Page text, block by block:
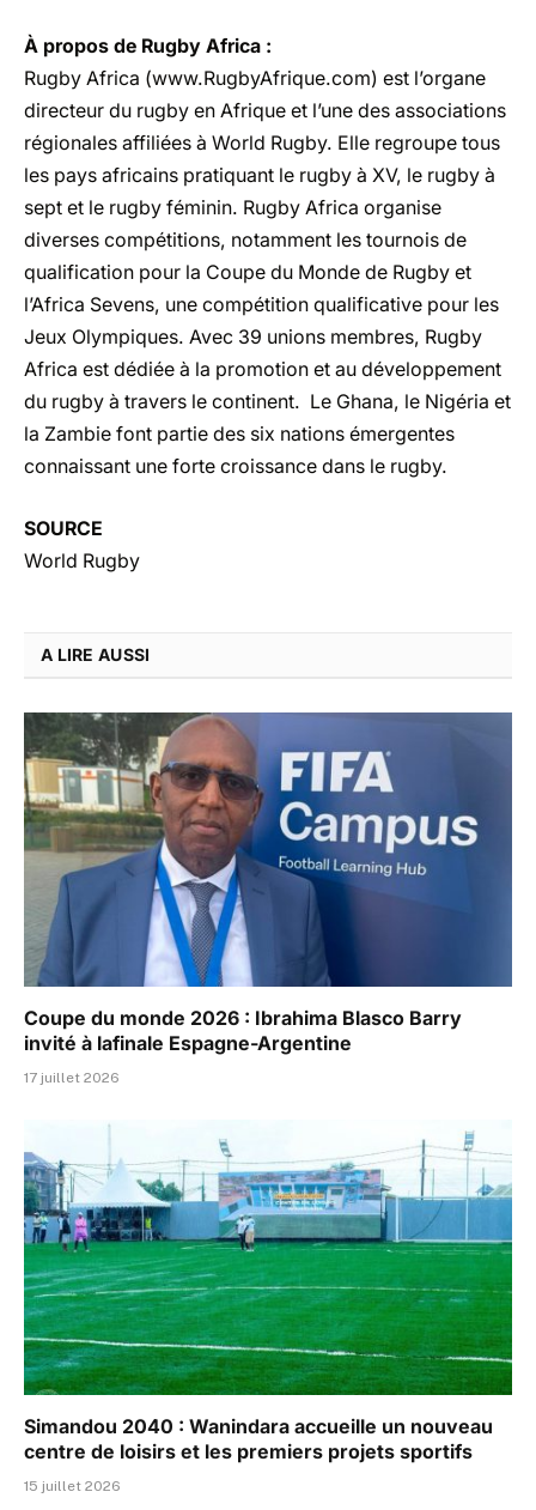
À propos de Rugby Africa :
Rugby Africa (www.RugbyAfrique.com) est l’organe
directeur du rugby en Afrique et l’une des associations
régionales affiliées à World Rugby. Elle regroupe tous
les pays africains pratiquant le rugby à XV, le rugby à
sept et le rugby féminin. Rugby Africa organise
diverses compétitions, notamment les tournois de
qualification pour la Coupe du Monde de Rugby et
l’Africa Sevens, une compétition qualificative pour les
Jeux Olympiques. Avec 39 unions membres, Rugby
Africa est dédiée à la promotion et au développement
du rugby à travers le continent. Le Ghana, le Nigéria et
la Zambie font partie des six nations émergentes
connaissant une forte croissance dans le rugby.
SOURCE
World Rugby
A LIRE AUSSI
Coupe du monde 2026 : Ibrahima Blasco Barry
invité à lafinale Espagne-Argentine
17 juillet 2026
Simandou 2040 : Wanindara accueille un nouveau
centre de loisirs et les premiers projets sportifs
15 juillet 2026